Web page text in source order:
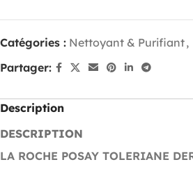
Catégories : Nettoyant & Purifiant,
Partager:
Description
DESCRIPTION
LA ROCHE POSAY TOLERIANE